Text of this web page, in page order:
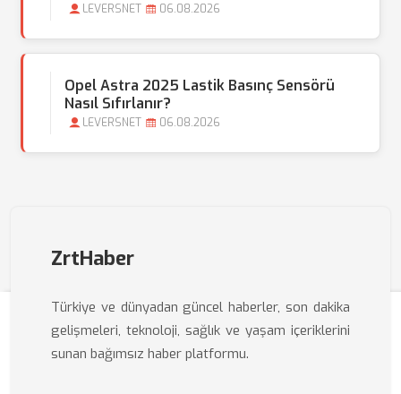
LEVERSNET 06.08.2026
Opel Astra 2025 Lastik Basınç Sensörü
Nasıl Sıfırlanır?
LEVERSNET 06.08.2026
ZrtHaber
Türkiye ve dünyadan güncel haberler, son dakika
gelişmeleri, teknoloji, sağlık ve yaşam içeriklerini
sunan bağımsız haber platformu.